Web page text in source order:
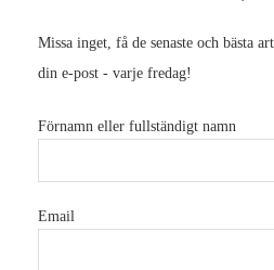
Missa inget, få de senaste och bästa
din e-post - varje fredag!
Förnamn eller fullständigt namn
Email